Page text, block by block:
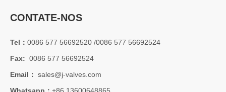
CONTATE-NOS
Tel： 0086 577 56692520 /0086 577 56692524
Fax: 0086 577 56692524
Email： sales@j-valves.com